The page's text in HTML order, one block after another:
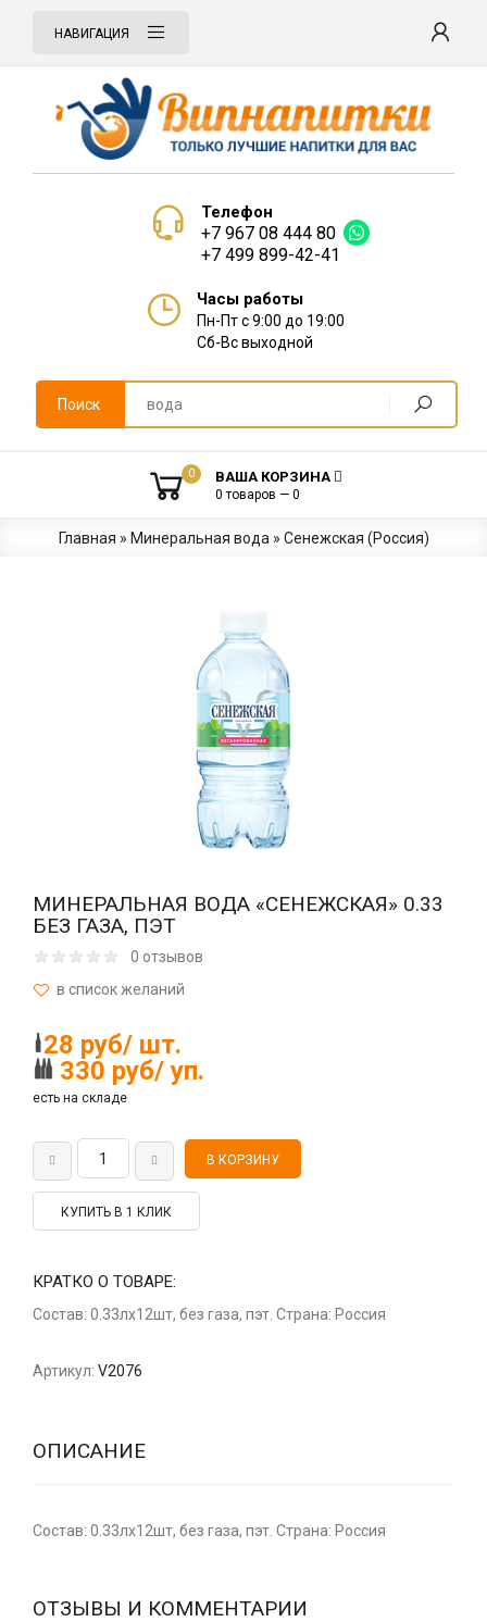
НАВИГАЦИЯ
Телефон
+7 967 08 444 80
+7 499 899-42-41
Часы работы
Пн-Пт с 9:00 до 19:00
Сб-Вс выходной
Поиск
0 ВАША КОРЗИНА
0 товаров — 0
Главная » Минеральная вода » Сенежская (Россия)
МИНЕРАЛЬНАЯ ВОДА «СЕНЕЖСКАЯ» 0.33
БЕЗ ГАЗА, ПЭТ
0 отзывов
28 руб/ шт.
330 руб/ уп.
есть на складе
КУПИТЬ В 1 КЛИК
КРАТКО О ТОВАРЕ:
Состав: 0.33лх12шт, без газа, пэт. Страна: Россия
Артикул: V2076
ОПИСАНИЕ
Состав: 0.33лх12шт, без газа, пэт. Страна: Россия
ОТЗЫВЫ И КОММЕНТАРИИ